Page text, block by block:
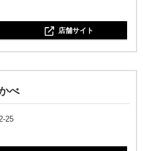
店舗サイト
べ
25